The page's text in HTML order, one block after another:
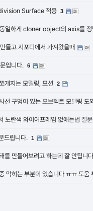
Surface 적용 3
일하게 cloner object의 axis를 정
들고 시포디에서 가져왔을때
입니다. 6
개지는 모델링, 모션 2
선 구멍이 있는 오브젝트 모델링 도
노란색 와이어프레임 없애는법 질
드립니다. 1
를 만들어보려고 하는데 잘 안됩니
막히는 부분이 있습니다 ㅠㅠ 도움